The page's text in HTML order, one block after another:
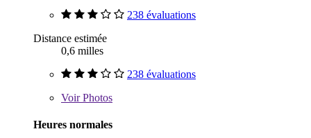
238 évaluations
Distance estimée
0,6 milles
238 évaluations
VoirPhotos
Heures normales